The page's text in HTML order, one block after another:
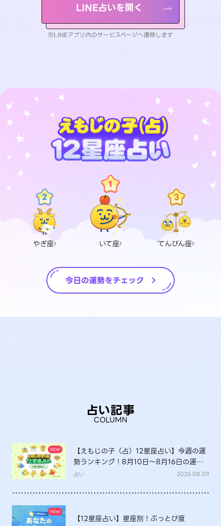
LINE占いを開く
※LINEアプリ内のサービスページへ遷移します
やぎ座 いて座 てんびん座
占い記事
COLUMN
【えもじの子（占）12星座占い】今週の運
勢ランキング！8月10日～8月16日の運勢
は？
占い 2026.08.09
【12星座占い】星座別！ぶっとび度